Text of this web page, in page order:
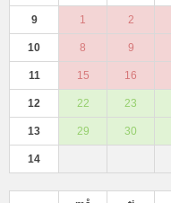
9 1 2
10 8 9
11 15 16
12 22 23
13 29 30
14